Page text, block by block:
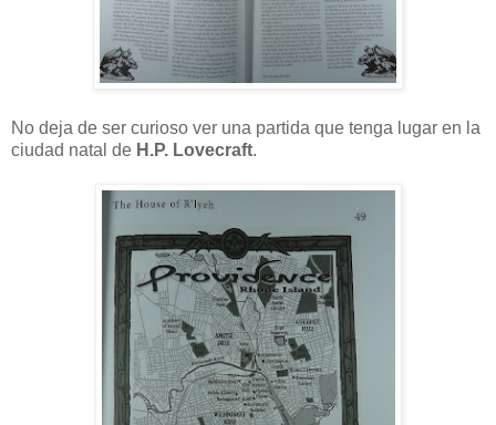
No deja de ser curioso ver una partida que tenga lugar en la
ciudad natal de H.P. Lovecraft.